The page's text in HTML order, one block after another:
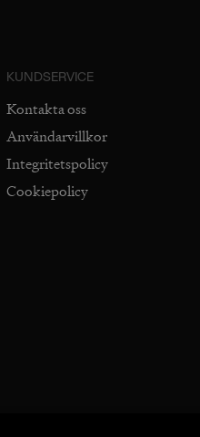
KUNDSERVICE
Kontakta oss
Användarvillkor
Integritetspolicy
Cookiepolicy